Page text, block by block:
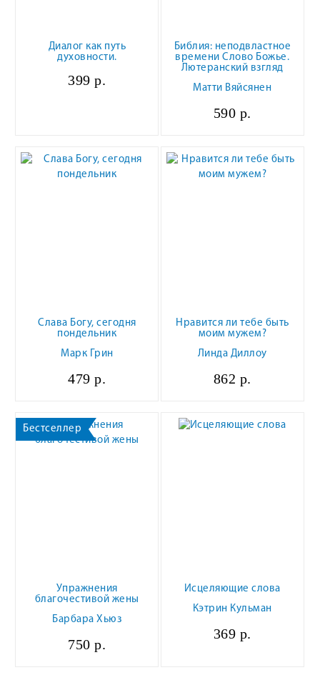
Диалог как путь
духовности.
399 р.
Библия: неподвластное
времени Слово Божье.
Лютеранский взгляд
Матти Вяйсянен
590 р.
Слава Богу, сегодня
пондельник
Марк Грин
479 р.
Нравится ли тебе быть
моим мужем?
Линда Диллоу
862 р.
Бестселлер
Упражнения
благочестивой жены
Барбара Хьюз
750 р.
Исцеляющие слова
Кэтрин Кульман
369 р.